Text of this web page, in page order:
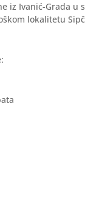
iz Ivanić-Grada u
lokalitetu